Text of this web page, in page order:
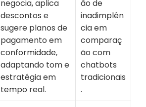
negocia, aplica
descontos e
sugere planos de
pagamento em
conformidade,
adaptando tom e
estratégia em
tempo real.
ão de
inadimplên
cia em
comparaç
ão com
chatbots
tradicionais
.